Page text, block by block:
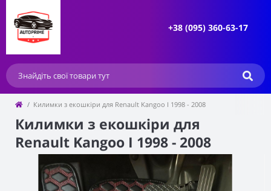
+38 (095) 360-63-17
Килимки з екошкіри для Renault Kangoo I 1998 - 2008
Килимки з екошкіри для
Renault Kangoo I 1998 - 2008